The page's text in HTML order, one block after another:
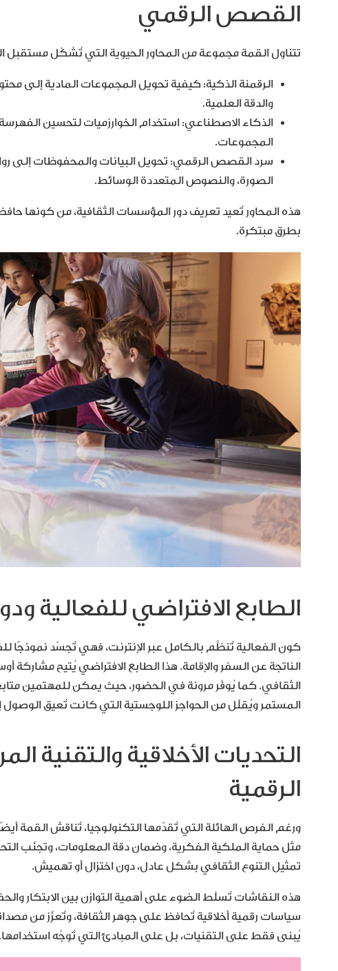
القصص الرقمي
تتناول القمة مجموعة من المحاور الحيوية التي تُشكّل مستقبل
الرقمنة الذكية: كيفية تحويل المجموعات المادية إلى
والدقة العلمية.
الذكاء الاصطناعي: استخدام الخوارزميات لتحسين
المجموعات.
سرد القصص الرقمي: تحويل البيانات والمحفوظات إلى
الصورة، والنصوص المتعددة الوسائط.
هذه المحاور تُعيد تعريف دور المؤسسات الثقافية، من كونها
بطرق مبتكرة.
الطابع الافتراضي للفعالية
كون الفعالية تُنظَّم بالكامل عبر الإنترنت، فهي تُجسّد نموذجًا
الناتجة عن السفر والإقامة. هذا الطابع الافتراضي يُتيح مشاركة
الثقافي. كما يُوفّر مرونة في الحضور، حيث يمكن للمهتمين
المستمر ويُقلّل من الحواجز اللوجستية التي كانت تُعيق
التحديات الأخلاقية والتقنية
الرقمية
ورغم الفرص الهائلة التي تُقدّمها التكنولوجيا، تُناقش القمة
مثل حماية الملكية الفكرية، وضمان دقة المعلومات، وتجنّب
تمثيل التنوع الثقافي بشكل عادل، دون اختزال أو تهميش.
هذه النقاشات تُسلّط الضوء على أهمية التوازن بين الابتكار
سياسات رقمية أخلاقية تُحافظ على جوهر الثقافة، وتُعزّز من
يُبنى فقط على التقنيات، بل على المبادئ التي تُوجّه استخدامها.